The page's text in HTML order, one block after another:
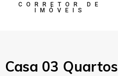
CORRETOR DE
IMÓVEIS
Casa 03 Quartos